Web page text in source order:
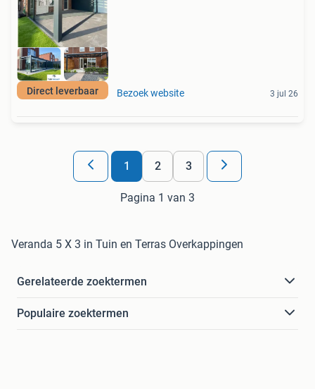
Direct leverbaar Bezoek website 3 jul 26
1 2 3
Pagina 1 van 3
Veranda 5 X 3 in Tuin en Terras Overkappingen
Gerelateerde zoektermen
Populaire zoektermen